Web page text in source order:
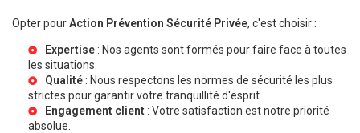
Opter pourAction Prévention Sécurité Privée, c'est choisir :
Expertise : Nos agents sont formés pour faire face à toutes
les situations.
Qualité : Nous respectons les normes de sécurité les plus
strictes pour garantir votre tranquillité d'esprit.
Engagement client : Votre satisfaction est notre priorité
absolue.